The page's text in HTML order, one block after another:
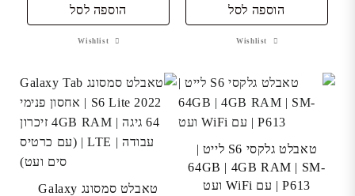
הוספה לסל
Wishlist
הוספה לסל
Wishlist
טאבלט גלקסי S6 לייט |
64GB | 4GB RAM | SM-
P613 | עם WiFi ועט
טאבלט סמסונג Galaxy